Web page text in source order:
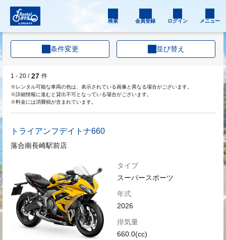
検索 会員登録 ログイン メニュー
条件変更 並び替え
1 - 20 / 27 件
※レンタル可能な車両の色は、表示されている画像と異なる場合がございます。
※詳細情報に進むと貸出不可となっている場合がございます。
※料金には消費税が含まれています。
トライアンフデイトナ660
落合南長崎駅前店
タイプ
スーパースポーツ
年式
2026
排気量
660.0(cc)